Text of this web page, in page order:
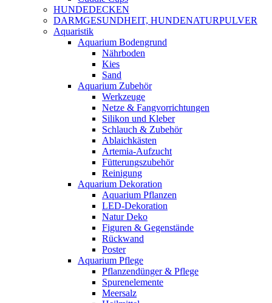
HUNDEDECKEN
DARMGESUNDHEIT, HUNDENATURPULVER
Aquaristik
Aquarium Bodengrund
Nährboden
Kies
Sand
Aquarium Zubehör
Werkzeuge
Netze & Fangvorrichtungen
Silikon und Kleber
Schlauch & Zubehör
Ablaichkästen
Artemia-Aufzucht
Fütterungszubehör
Reinigung
Aquarium Dekoration
Aquarium Pflanzen
LED-Dekoration
Natur Deko
Figuren & Gegenstände
Rückwand
Poster
Aquarium Pflege
Pflanzendünger & Pflege
Spurenelemente
Meersalz